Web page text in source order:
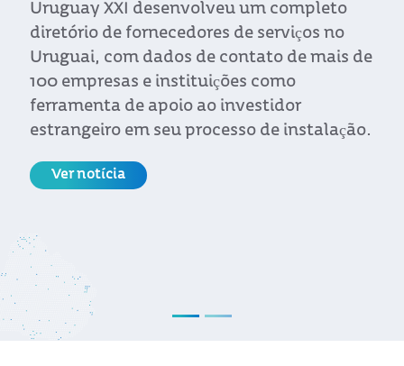
Uruguay XXI desenvolveu um completo
diretório de fornecedores de serviços no
Uruguai, com dados de contato de mais de
100 empresas e instituições como
ferramenta de apoio ao investidor
estrangeiro em seu processo de instalação.
Ver notícia